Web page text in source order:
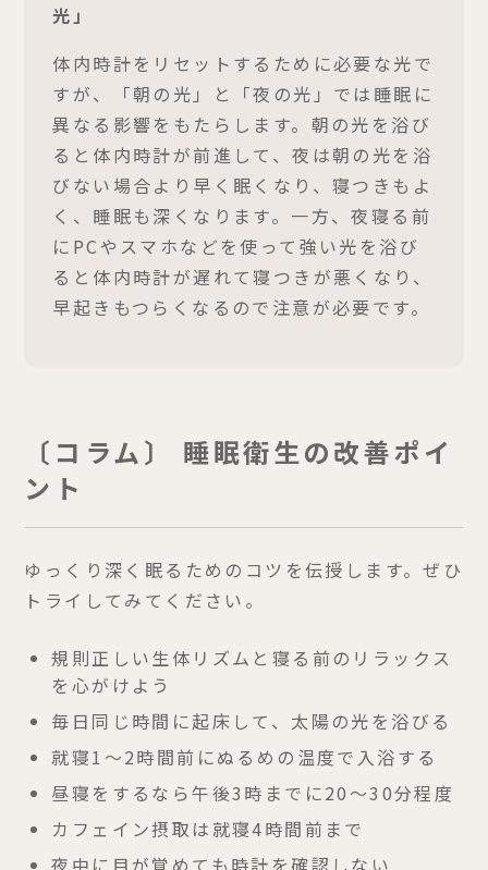
光」
体内時計をリセットするために必要な光で
すが、「朝の光」と「夜の光」では睡眠に
異なる影響をもたらします。朝の光を浴び
ると体内時計が前進して、夜は朝の光を浴
びない場合より早く眠くなり、寝つきもよ
く、睡眠も深くなります。一方、夜寝る前
にPCやスマホなどを使って強い光を浴び
ると体内時計が遅れて寝つきが悪くなり、
早起きもつらくなるので注意が必要です。
〔コラム〕 睡眠衛生の改善ポイ
ント
ゆっくり深く眠るためのコツを伝授します。ぜひ
トライしてみてください。
規則正しい生体リズムと寝る前のリラックス
を心がけよう
毎日同じ時間に起床して、太陽の光を浴びる
就寝1～2時間前にぬるめの温度で入浴する
昼寝をするなら午後3時までに20～30分程度
カフェイン摂取は就寝4時間前まで
夜中に目が覚めても時計を確認しない